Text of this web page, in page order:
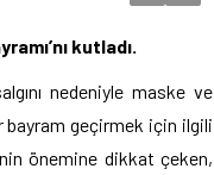
kutladı.
nedeniyle maske ve
bayram geçirmek için ilgili
önemine dikkat çeken,